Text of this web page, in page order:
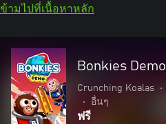
ข้ามไปที่เนื้อหาหลัก
Bonkies Demo
Crunching Koalas •
•
อื่นๆ
ฟรี